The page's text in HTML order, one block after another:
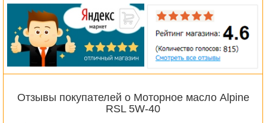
Отзывы покупателей о Моторное масло Alpine
RSL 5W-40